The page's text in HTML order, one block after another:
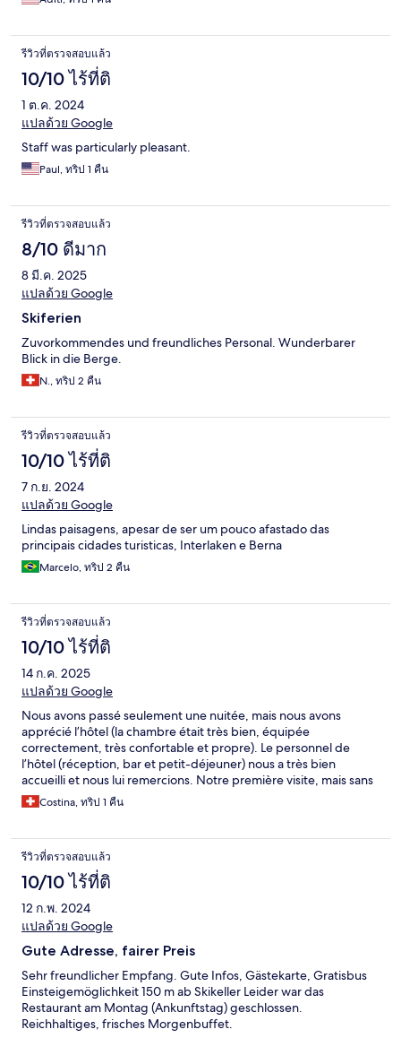
รีวิวที่ตรวจสอบแล้ว
10/10 ไร้ที่ติ
1 ต.ค. 2024
แปลด้วย Google
Staff was particularly pleasant.
Paul, ทริป 1 คืน
รีวิวที่ตรวจสอบแล้ว
8/10 ดีมาก
8 มี.ค. 2025
แปลด้วย Google
Skiferien
Zuvorkommendes und freundliches Personal. Wunderbarer
Blick in die Berge.
N., ทริป 2 คืน
รีวิวที่ตรวจสอบแล้ว
10/10 ไร้ที่ติ
7 ก.ย. 2024
แปลด้วย Google
Lindas paisagens, apesar de ser um pouco afastado das
principais cidades turisticas, Interlaken e Berna
Marcelo, ทริป 2 คืน
รีวิวที่ตรวจสอบแล้ว
10/10 ไร้ที่ติ
14 ก.ค. 2025
แปลด้วย Google
Nous avons passé seulement une nuitée, mais nous avons
apprécié l’hôtel (la chambre était très bien, équipée
correctement, très confortable et propre). Le personnel de
l’hôtel (réception, bar et petit-déjeuner) nous a très bien
accueilli et nous lui remercions. Notre première visite, mais sans
doute pas la dernière.
Costina, ทริป 1 คืน
รีวิวที่ตรวจสอบแล้ว
10/10 ไร้ที่ติ
12 ก.พ. 2024
แปลด้วย Google
Gute Adresse, fairer Preis
Sehr freundlicher Empfang. Gute Infos, Gästekarte, Gratisbus
Einsteigemöglichkeit 150 m ab Skikeller Leider war das
Restaurant am Montag (Ankunftstag) geschlossen.
Reichhaltiges, frisches Morgenbuffet.